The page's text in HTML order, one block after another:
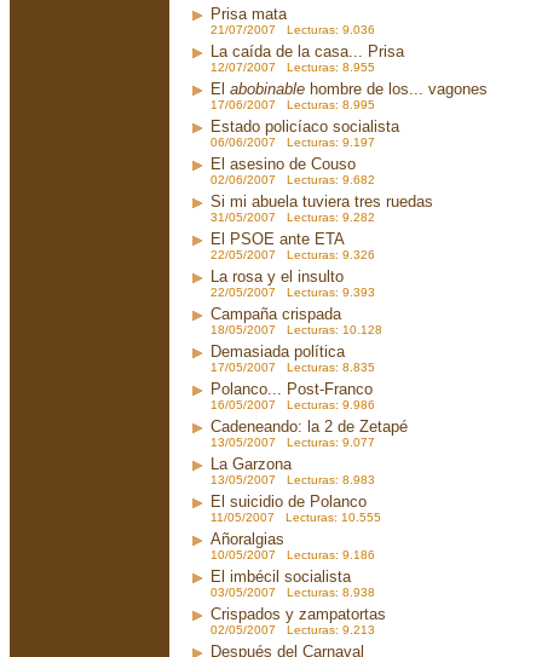
Prisa mata
21/07/2007 Lecturas: 9.036
La caída de la casa... Prisa
12/07/2007 Lecturas: 8.955
El abobinable hombre de los... vagones
17/06/2007 Lecturas: 8.995
Estado policíaco socialista
06/06/2007 Lecturas: 9.197
El asesino de Couso
02/06/2007 Lecturas: 9.682
Si mi abuela tuviera tres ruedas
31/05/2007 Lecturas: 9.282
El PSOE ante ETA
22/05/2007 Lecturas: 9.326
La rosa y el insulto
22/05/2007 Lecturas: 9.393
Campaña crispada
18/05/2007 Lecturas: 10.128
Demasiada política
17/05/2007 Lecturas: 8.835
Polanco... Post-Franco
16/05/2007 Lecturas: 9.986
Cadeneando: la 2 de Zetapé
13/05/2007 Lecturas: 9.077
La Garzona
13/05/2007 Lecturas: 8.983
El suicidio de Polanco
11/05/2007 Lecturas: 10.555
Añoralgias
10/05/2007 Lecturas: 9.186
El imbécil socialista
03/05/2007 Lecturas: 8.938
Crispados y zampatortas
02/05/2007 Lecturas: 9.213
Después del Carnaval